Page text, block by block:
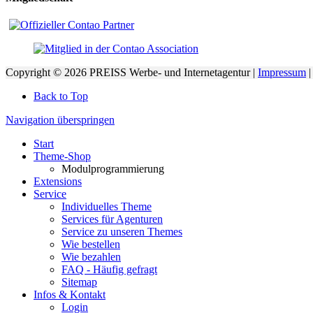
Copyright © 2026 PREISS Werbe- und Internetagentur | Impressum |
Back to Top
Navigation überspringen
Start
Theme-Shop
Modulprogrammierung
Extensions
Service
Individuelles Theme
Services für Agenturen
Service zu unseren Themes
Wie bestellen
Wie bezahlen
FAQ - Häufig gefragt
Sitemap
Infos & Kontakt
Login